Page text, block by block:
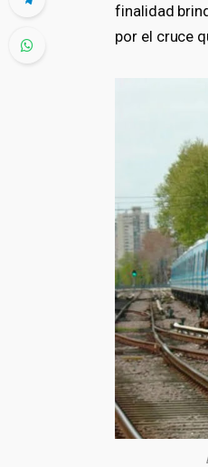
finalidad
por el cruce